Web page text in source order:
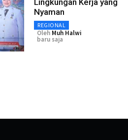
Nyaman
REGIONAL
Oleh Muh Halwi
baru saja